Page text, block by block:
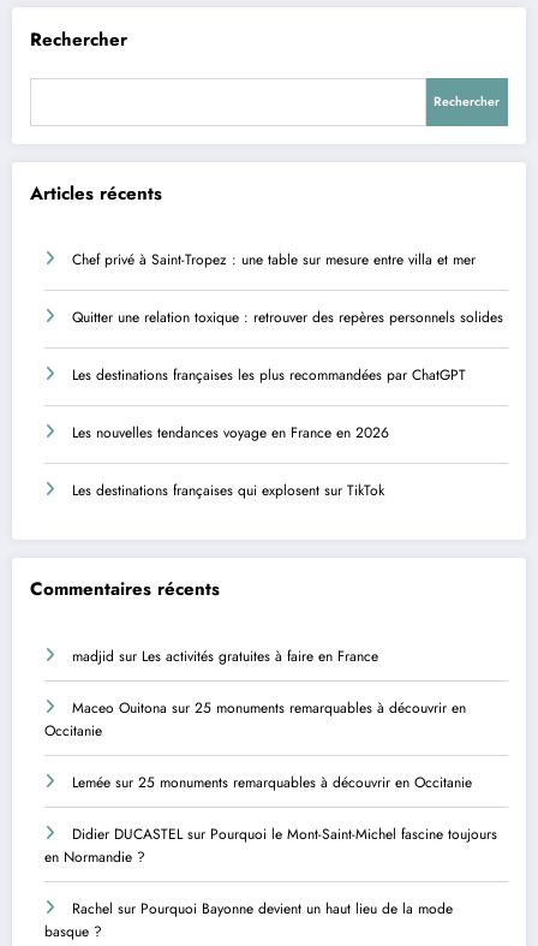
Rechercher
Rechercher
Articles récents
Chef privé à Saint-Tropez : une table sur mesure entre villa et mer
Quitter une relation toxique : retrouver des repères personnels solides
Les destinations françaises les plus recommandées par ChatGPT
Les nouvelles tendances voyage en France en 2026
Les destinations françaises qui explosent sur TikTok
Commentaires récents
madjid sur Les activités gratuites à faire en France
Maceo Ouitona sur 25 monuments remarquables à découvrir en
Occitanie
Lemée sur 25 monuments remarquables à découvrir en Occitanie
Didier DUCASTELsur Pourquoi le Mont-Saint-Michel fascine toujours
en Normandie ?
Rachel sur Pourquoi Bayonne devient un haut lieu de la mode
basque ?